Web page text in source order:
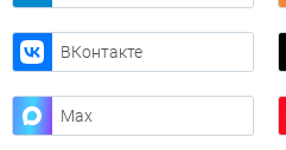
ВКонтакте
Max